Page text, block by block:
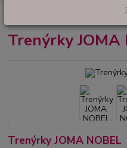
Trenýrky JOMA
Trenýrky JOMA NOBEL